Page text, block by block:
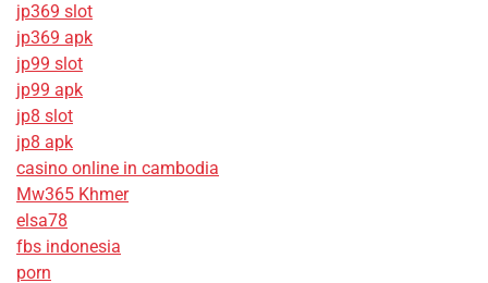
jp369 slot
jp369 apk
jp99 slot
jp99 apk
jp8 slot
jp8 apk
casino online in cambodia
Mw365 Khmer
elsa78
fbs indonesia
porn